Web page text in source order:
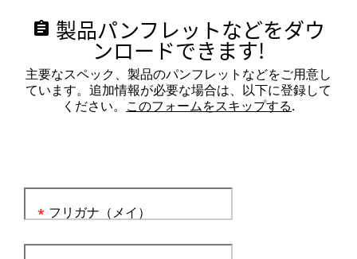
assignment 製品パンフレットなどをダウ
ンロードできます!
主要なスペック、製品のパンフレットなどをご用意し
ています。追加情報が必要な場合は、以下に登録して
ください。 このフォームをスキップする.
フリガナ（メイ）
*